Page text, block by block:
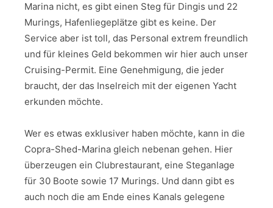
Marina nicht, es gibt einen Steg für Dingis und 22
Murings, Hafenliegeplätze gibt es keine. Der
Service aber ist toll, das Personal extrem freundlich
und für kleines Geld bekommen wir hier auch unser
Cruising-Permit. Eine Genehmigung, die jeder
braucht, der das Inselreich mit der eigenen Yacht
erkunden möchte.
Wer es etwas exklusiver haben möchte, kann in die
Copra-Shed-Marina gleich nebenan gehen. Hier
überzeugen ein Clubrestaurant, eine Steganlage
für 30 Boote sowie 17 Murings. Und dann gibt es
auch noch die am Ende eines Kanals gelegene